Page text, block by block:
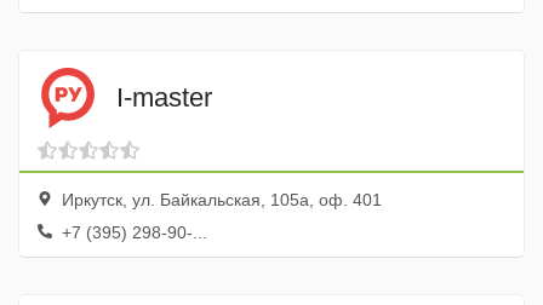
I-master
Иркутск, ул. Байкальская, 105а, оф. 401
+7 (395) 298-90-...